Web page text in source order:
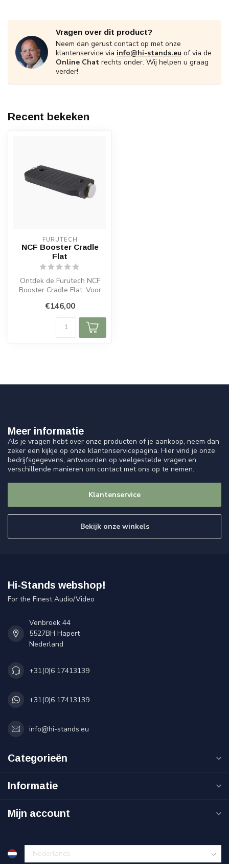
Vragen over dit product?
Neem dan gerust contact op met onze
klantenservice via info@hi-stands.eu of via de
Online Chat rechts onder. Wij helpen u graag
verder!
Recent bekeken
FURUTECH
NCF Booster Cradle
Flat
Ontdek de Furutech NCF
Booster Cradle Flat. Voor
kabelondersteuning, mi...
€146,00
Meer informatie
Als je vragen hebt over onze producten of je aankoop, neem dan
zeker een kijkje op onze klantenservicepagina. Hier vind je onze
bedrijfsgegevens, antwoorden op veelgestelde vragen en
verschillende manieren om contact met ons op te nemen.
Klantenservice
Bekijk onze winkels
Hi-Stands webshop!
For the Finest Audio/Video
Venbroek 44
5527BH Hapert
Nederland
+31(0)6 17413139
+31(0)6 17413139
info@hi-stands.eu
Categorieën
Informatie
Mijn account